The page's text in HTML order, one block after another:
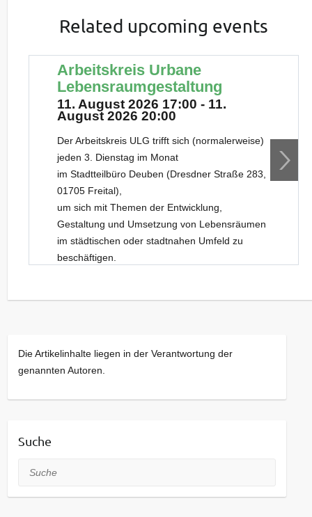
Related upcoming events
Arbeitskreis Urbane
Lebensraumgestaltung
11. August 2026 17:00 - 11.
August 2026 20:00
Der Arbeitskreis ULG trifft sich (normalerweise)
jeden 3. Dienstag im Monat
im Stadtteilbüro Deuben (Dresdner Straße 283,
01705 Freital),
um sich mit Themen der Entwicklung,
Gestaltung und Umsetzung von Lebensräumen
im städtischen oder stadtnahen Umfeld zu
beschäftigen.
Die Artikelinhalte liegen in der Verantwortung der
genannten Autoren.
Suche
Suche